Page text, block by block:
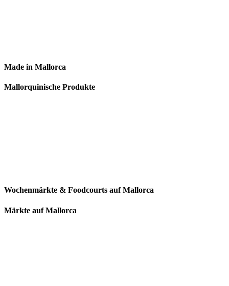
Made in Mallorca
Mallorquinische Produkte
Wochenmärkte & Foodcourts auf Mallorca
Märkte auf Mallorca